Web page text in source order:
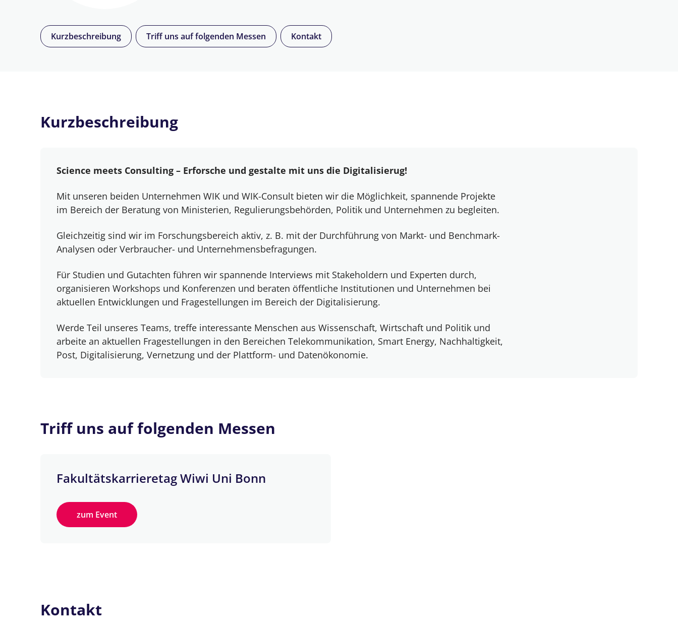
Kurzbeschreibung Triff uns auf folgenden Messen Kontakt
Kurzbeschreibung
Science meets Consulting – Erforsche und gestalte mit uns die Digitalisierug!
Mit unseren beiden Unternehmen WIK und WIK-Consult bieten wir die Möglichkeit, spannende Projekte
im Bereich der Beratung von Ministerien, Regulierungsbehörden, Politik und Unternehmen zu begleiten.
Gleichzeitig sind wir im Forschungsbereich aktiv, z. B. mit der Durchführung von Markt- und Benchmark-
Analysen oder Verbraucher- und Unternehmensbefragungen.
Für Studien und Gutachten führen wir spannende Interviews mit Stakeholdern und Experten durch,
organisieren Workshops und Konferenzen und beraten öffentliche Institutionen und Unternehmen bei
aktuellen Entwicklungen und Fragestellungen im Bereich der Digitalisierung.
Werde Teil unseres Teams, treffe interessante Menschen aus Wissenschaft, Wirtschaft und Politik und
arbeite an aktuellen Fragestellungen in den Bereichen Telekommunikation, Smart Energy, Nachhaltigkeit,
Post, Digitalisierung, Vernetzung und der Plattform- und Datenökonomie.
Triff uns auf folgenden Messen
Fakultätskarrieretag Wiwi Uni Bonn
zum Event
Kontakt